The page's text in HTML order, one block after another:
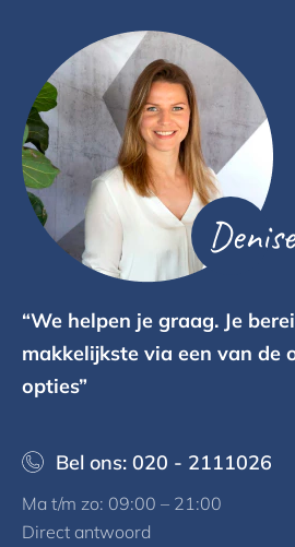
Denise
“We helpen je graag. Je
makkelijkste via een van de
opties”
Bel ons: 020 - 2111026
Ma t/m zo: 09:00 – 21:00
Direct antwoord